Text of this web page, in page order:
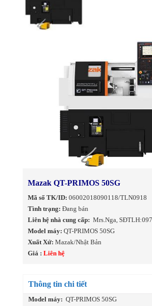
Mazak QT-PRIMOS 50SG
Mã số TK/ID: 06002018090118/TLN0918
Tình trạng: Đang bán
Liên hệ nhà cung cấp: Mrs.Nga,
Model máy: QT-PRIMOS 50SG
Xuất Xứ: Mazak/Nhật Bản
Giá : Liên hệ
Thông tin chi tiết
Model máy: QT-PRIMOS 50SG